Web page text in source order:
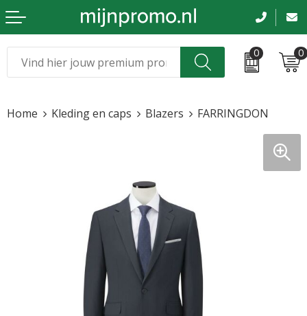
0 0
Kleding & caps
Tassen en reizen
Beurs en evenementen
Bloemen en planten
Sinterklaas
Home Kleding en caps Blazers FARRINGDON